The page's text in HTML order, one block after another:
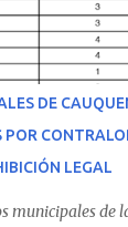
En medio
años, se agravó
terminó
en el centro de
sus
con
alrededo...
DE
POR
LEGAL
municipales de